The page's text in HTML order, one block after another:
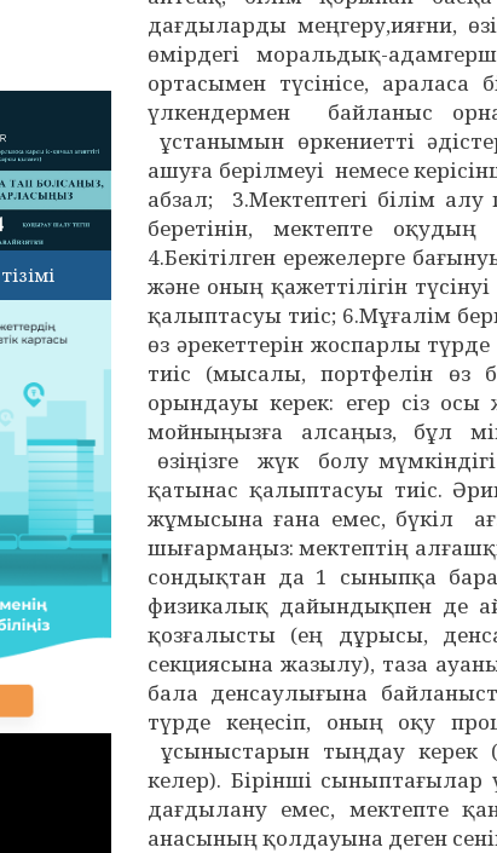
дағдыларды меңгеру,ияғни,
өмірдегі моральдық-
ортасымен түсінісе, араласа
үлкендермен байланыс
ұстанымын өркениетті
ашуға берілмеуі немесе
абзал; 3.Мектептегі білім
беретінін, мектепте
4.Бекітілген ережелерге
және оның қажеттілігін
қалыптасуы тиіс; 6.Мұғалім
өз әрекеттерін жоспарлы
тиіс (мысалы, портфелін өз
орындауы керек: егер сіз
мойныңызға алсаңыз, бұл
өзіңізге жүк болу
қатынас қалыптасуы тиіс.
жұмысына ғана емес, бүкіл
шығармаңыз: мектептің
сондықтан да 1 сыныпқа
физикалық дайындықпен де
қозғалысты (ең дұрысы,
секциясына жазылу), таза
бала денсаулығына
түрде кеңесіп, оның оқу
ұсыныстарын тыңдау керек
келер). Бірінші
дағдылану емес, мектепте
анасының қолдауына деген